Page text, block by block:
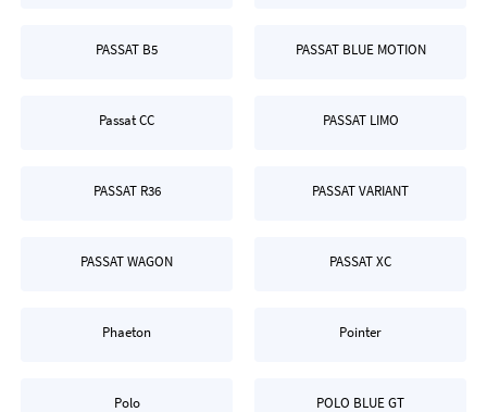
PASSAT B5 PASSAT BLUE MOTION
Passat CC PASSAT LIMO
PASSAT R36 PASSAT VARIANT
PASSAT WAGON PASSAT XC
Phaeton Pointer
Polo POLO BLUE GT